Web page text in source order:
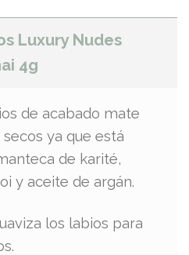
Luxury Nudes
4g
de acabado mate
ya que está
de karité,
y aceite de argán.
los labios para